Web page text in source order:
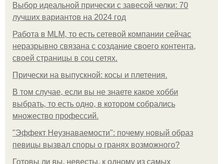
Выбор идеальной прически с завесой челки: 70
лучших вариантов на 2024 год
Работа в MLM, то есть сетевой компании сейчас
неразрывно связана с создание своего контента,
своей страницы в соц сетях.
Прически на выпускной: косы и плетения.
В том случае, если вы не знаете какое хобби
выбрать, то есть одно, в котором собрались
множество профессий.
"Эффект Неузнаваемости": почему новый образ
певицы вызвал споры о гранях возможного?
Готовы ли вы, невесты, к одному из самых